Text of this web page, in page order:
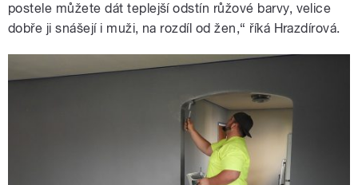
postele můžete dát teplejší odstín růžové barvy, velice
dobře ji snášejí i muži, na rozdíl od žen,“ říká Hrazdírová.